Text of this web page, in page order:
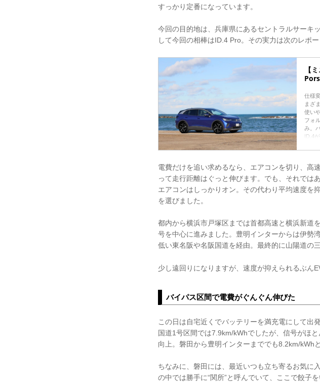
すっかり定番になっています。
今回の目的地は、兵庫県にあるセントラルサー
して今回の相棒はID.4 Pro。その実力は次のレポー
【
仕様
まざ
使い
フォ
み。
ID.4
様変
電費だけを追い求めるなら、エアコンを切り、高
って走行距離はぐっと伸びます。でも、それでは
エアコンはしっかりオン。その代わり平均速度を
を選びました。
都内から横浜市戸塚区までは首都高速と横浜新道
号を中心に進みました。豊明インターからは伊勢
低い東名阪や名阪国道を経由。最終的に山陽道の
少し遠回りになりますが、速度が抑えられるぶん
バイパス区間で電費がぐんぐん伸びた
この日は自宅近くでバッテリーを満充電にして出
国道1号区間では7.9km/kWhでしたが、信号がほ
向上。磐田から豊明インターまででも8.2km/kWh
ちなみに、磐田には、最近いつも立ち寄るお気に
の中では勝手に“関所”と呼んでいて、ここで餃子